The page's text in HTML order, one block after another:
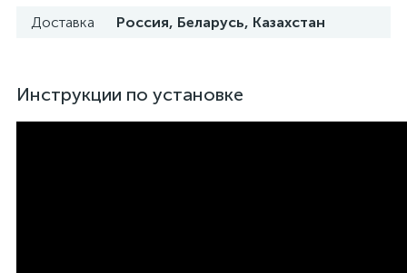
Доставка Россия, Беларусь, Казахстан
Инструкции по установке